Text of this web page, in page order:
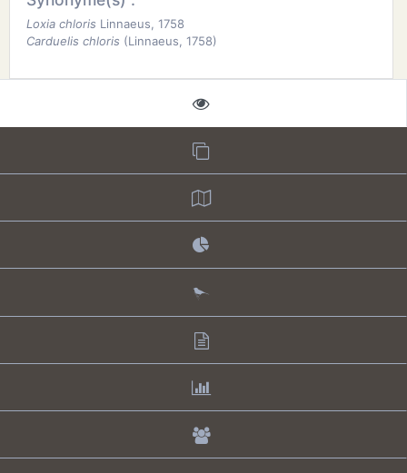
Loxia chloris Linnaeus, 1758
Carduelis chloris (Linnaeus, 1758)